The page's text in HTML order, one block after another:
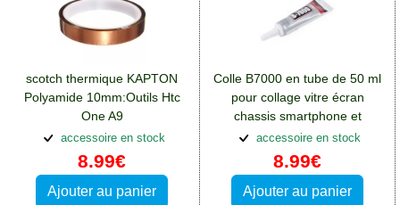
scotch thermique KAPTON
Polyamide 10mm:Outils Htc
One A9
accessoire en stock
8.99€
Ajouter au panier
Colle B7000 en tube de 50 ml
pour collage vitre écran
chassis smartphone et
tablette:Outils Htc One A9
accessoire en stock
8.99€
Ajouter au panier